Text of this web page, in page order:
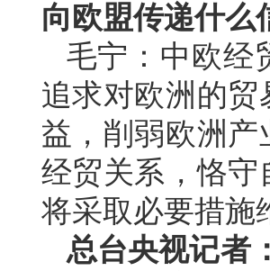
向欧盟传递什么
毛宁：中欧经
追求对欧洲的
益，削弱欧洲
经贸关系，恪
将采取必要措施
总台央视记者